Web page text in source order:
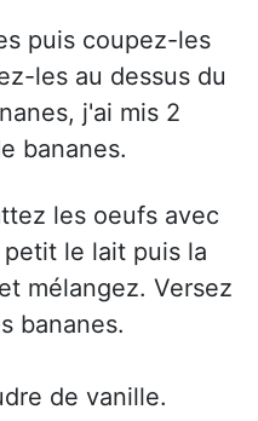
puis coupez-les
les au dessus du
j'ai mis 2
bananes.
les oeufs avec
le lait puis la
mélangez. Versez
bananes.
de vanille.